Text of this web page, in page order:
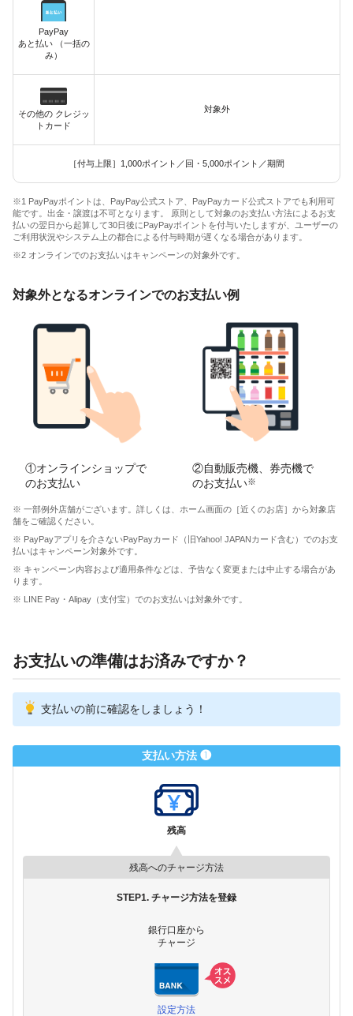
PayPay
あと払い （一括の
み）
その他の クレジッ
トカード
対象外
［付与上限］1,000ポイント／回・5,000ポイント／期間
※1 PayPayポイントは、PayPay公式ストア、PayPayカード公式ストアでも利用可
能です。出金・譲渡は不可となります。 原則として対象のお支払い方法によるお支
払いの翌日から起算して30日後にPayPayポイントを付与いたしますが、ユーザーの
ご利用状況やシステム上の都合による付与時期が遅くなる場合があります。
※2 オンラインでのお支払いはキャンペーンの対象外です。
対象外となるオンラインでのお支払い例
①オンラインショップで
のお支払い
②自動販売機、券売機で
のお支払い※
※ 一部例外店舗がございます。詳しくは、ホーム画面の［近くのお店］から対象店
舗をご確認ください。
※ PayPayアプリを介さないPayPayカード（旧Yahoo! JAPANカード含む）でのお支
払いはキャンペーン対象外です。
※ キャンペーン内容および適用条件などは、予告なく変更または中止する場合があ
ります。
※ LINE Pay・Alipay（支付宝）でのお支払いは対象外です。
お支払いの準備はお済みですか？
支払いの前に確認をしましょう！
支払い方法 ❶
残高
残高へのチャージ方法
STEP1. チャージ方法を登録
銀行口座から
チャージ
設定方法